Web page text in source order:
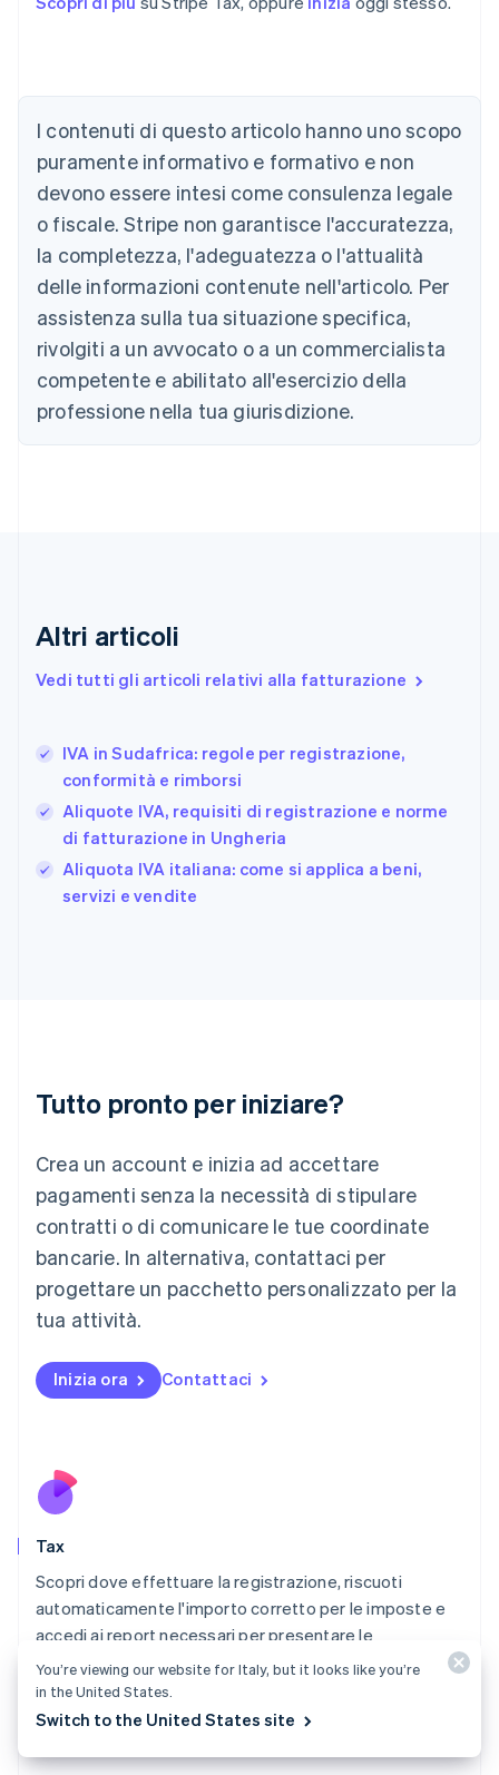
I contenuti di questo articolo hanno uno scopo
puramente informativo e formativo e non
devono essere intesi come consulenza legale
o fiscale. Stripe non garantisce l'accuratezza,
la completezza, l'adeguatezza o l'attualità
delle informazioni contenute nell'articolo. Per
assistenza sulla tua situazione specifica,
rivolgiti a un avvocato o a un commercialista
competente e abilitato all'esercizio della
professione nella tua giurisdizione.
Altri articoli
Vedi tutti gli articoli relativi alla fatturazione
IVA in Sudafrica: regole per registrazione,
conformità e rimborsi
Aliquote IVA, requisiti di registrazione e norme
di fatturazione in Ungheria
Aliquota IVA italiana: come si applica a beni,
servizi e vendite
Tutto pronto per iniziare?
Crea un account e inizia ad accettare
pagamenti senza la necessità di stipulare
contratti o di comunicare le tue coordinate
bancarie. In alternativa, contattaci per
progettare un pacchetto personalizzato per la
tua attività.
Inizia ora Contattaci
Tax
Scopri dove effettuare la registrazione, riscuoti
automaticamente l'importo corretto per le imposte e
accedi ai report necessari per presentare le
dichiarazioni.
Scopri Tax
Australia
Austria
Deutsch English
Belgio
NederlandsFrançais DeutschEnglish
Brasile
PortuguêsEnglish
English
Canada
English
Cina continentale
简体中文English
English
Estonia
Francia
Germania
DeutschEnglish
Giappone
Gibilterra
English
Lettonia
English
DeutschEnglish
Lituania
Français DeutschEnglish
Malaysia
English 简体中文
Malta
Messico
EspañolEnglish
English
Paesi Bassi
English
Portogallo
RAS di Hong Kong, Cina
English简体中文
Regno Unito
English
English
You’re viewing our website for Italy, but it looks like you’re
in the United States.
Switch to the United States site